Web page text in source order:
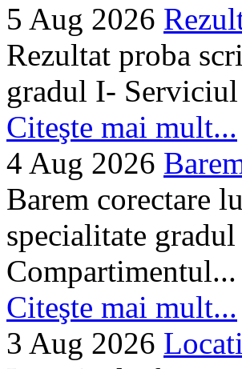
5 Aug 2026
Rezultat proba
gradul I-
Citeşte mai mult...
4 Aug 2026
Barem corectare
specialitate
Compartimentul...
Citeşte mai mult...
3 Aug 2026